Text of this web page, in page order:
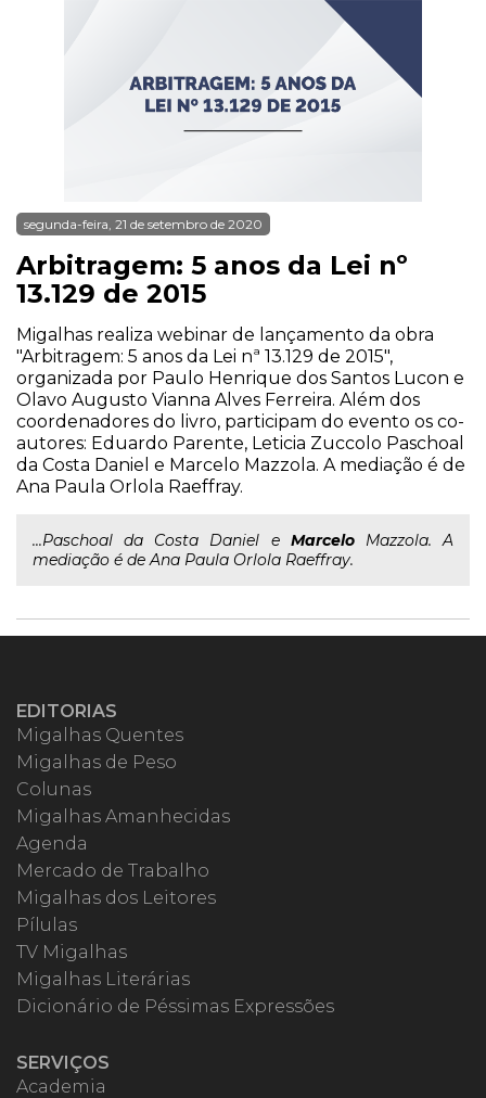
segunda-feira, 21 de setembro de 2020
Arbitragem: 5 anos da Lei nº
13.129 de 2015
Migalhas realiza webinar de lançamento da obra
"Arbitragem: 5 anos da Lei nª 13.129 de 2015",
organizada por Paulo Henrique dos Santos Lucon e
Olavo Augusto Vianna Alves Ferreira. Além dos
coordenadores do livro, participam do evento os co-
autores: Eduardo Parente, Leticia Zuccolo Paschoal
da Costa Daniel e Marcelo Mazzola. A mediação é de
Ana Paula Orlola Raeffray.
...Paschoal da Costa Daniel e MarceloMazzola. A
mediação é de Ana Paula Orlola Raeffray.
EDITORIAS
Migalhas Quentes
Migalhas de Peso
Colunas
Migalhas Amanhecidas
Agenda
Mercado de Trabalho
Migalhas dos Leitores
Pílulas
TV Migalhas
Migalhas Literárias
Dicionário de Péssimas Expressões
SERVIÇOS
Academia